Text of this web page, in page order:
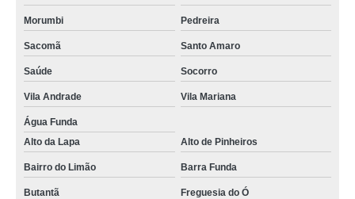
Morumbi Pedreira
Sacomã Santo Amaro
Saúde Socorro
Vila Andrade Vila Mariana
Água Funda
Alto da Lapa
Alto de Pinheiros
Bairro do Limão Barra Funda
Butantã Freguesia do Ó